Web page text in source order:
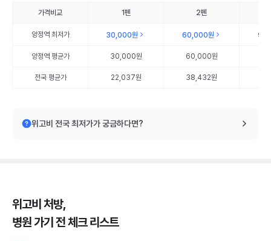
가격비교 1펜 2펜
양정역최저가 30,000원 60,000원
양정역평균가 30,000원 60,000원
전국 평균가 22,037원 38,432원
위고비 전국 최저가가 궁금하다면?
위고비 처방,
병원 가기 전 체크 리스트